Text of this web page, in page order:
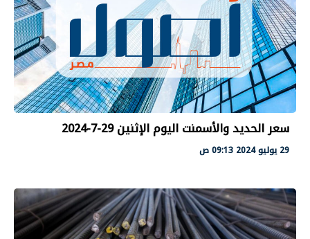
سعر الحديد والأسمنت اليوم الإثنين 29-7-2024
29 يوليو 2024 09:13 ص